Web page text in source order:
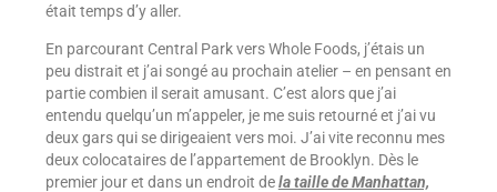
était temps d’y aller.
En parcourant Central Park vers Whole Foods, j’étais un
peu distrait et j’ai songé au prochain atelier – en pensant en
partie combien il serait amusant. C’est alors que j’ai
entendu quelqu’un m’appeler, je me suis retourné et j’ai vu
deux gars qui se dirigeaient vers moi. J’ai vite reconnu mes
deux colocataires de l’appartement de Brooklyn. Dès le
premier jour et dans un endroit dela taille de Manhattan,